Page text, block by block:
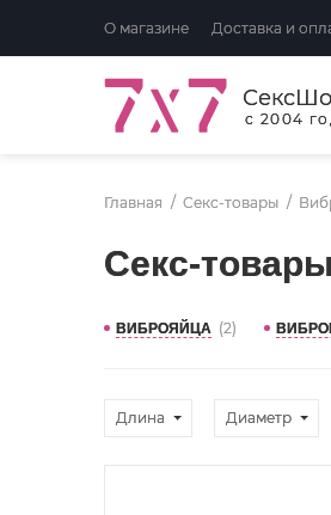
О магазине Доставка и
с 2004
Главная Секс-товары
Секс-
ВИБРОЯЙЦА (2)
Длина Диаметр